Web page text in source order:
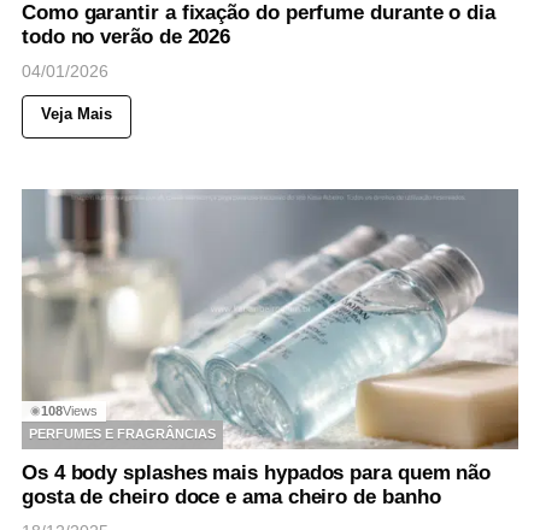
Como garantir a fixação do perfume durante o dia
todo no verão de 2026
04/01/2026
Veja Mais
◉108Views
PERFUMES E FRAGRÂNCIAS
Os 4 body splashes mais hypados para quem não
gosta de cheiro doce e ama cheiro de banho